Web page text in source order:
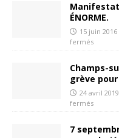
ÉNORME.
15 juin 2016
fermés
Champs-
grève
24 avril 2019
fermés
7